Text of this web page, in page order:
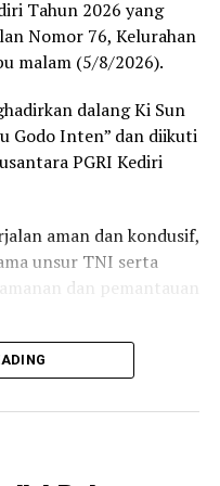
dalam suasana penuh
bersama. Selama
lancar, dan
Tahun 2026 yang
Nomor 76, Kelurahan
malam (5/8/2026).
dalang Ki Sun
Godo Inten” dan diikuti
PGRI Kediri
aman dan kondusif,
unsur TNI serta
dan pemantauan
Aiptu Andri
pengamanan
Intel Polsek Mojoroto
pengamanan
kepada